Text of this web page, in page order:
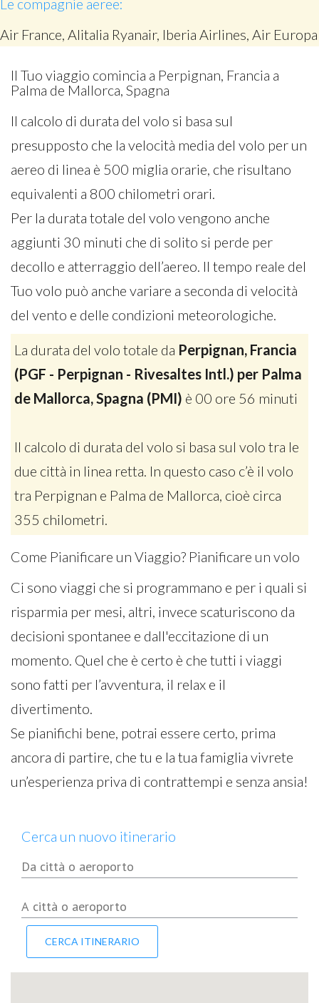
Le compagnie aeree:
Air France, Alitalia Ryanair, Iberia Airlines, Air Europa
Il Tuo viaggio comincia a Perpignan, Francia a
Palma de Mallorca, Spagna
Il calcolo di durata del volo si basa sul
presupposto che la velocità media del volo per un
aereo di linea è 500 miglia orarie, che risultano
equivalenti a 800 chilometri orari.
Per la durata totale del volo vengono anche
aggiunti 30 minuti che di solito si perde per
decollo e atterraggio dell’aereo. Il tempo reale del
Tuo volo può anche variare a seconda di velocità
del vento e delle condizioni meteorologiche.
La durata del volo totale da Perpignan, Francia
(PGF - Perpignan - Rivesaltes Intl.) per Palma
de Mallorca, Spagna (PMI) è 00 ore 56 minuti
Il calcolo di durata del volo si basa sul volo tra le
due città in linea retta. In questo caso c’è il volo
tra Perpignan e Palma de Mallorca, cioè circa
355 chilometri.
Come Pianificare un Viaggio? Pianificare un volo
Ci sono viaggi che si programmano e per i quali si
risparmia per mesi, altri, invece scaturiscono da
decisioni spontanee e dall'eccitazione di un
momento. Quel che è certo è che tutti i viaggi
sono fatti per l’avventura, il relax e il
divertimento.
Se pianifichi bene, potrai essere certo, prima
ancora di partire, che tu e la tua famiglia vivrete
un’esperienza priva di contrattempi e senza ansia!
Cerca un nuovo itinerario